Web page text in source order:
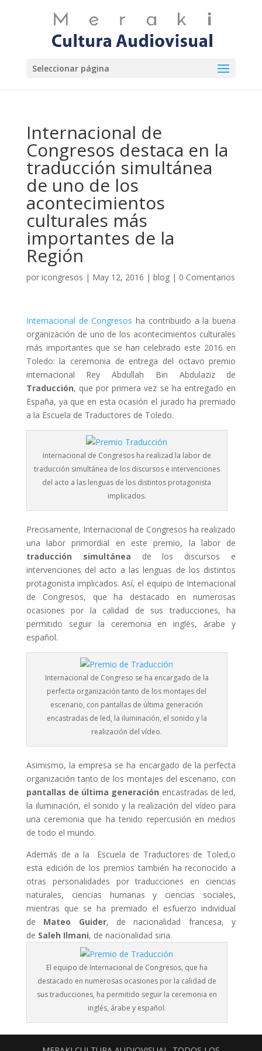
Seleccionar página
Internacional de
Congresos destaca en la
traducción simultánea
de uno de los
acontecimientos
culturales más
importantes de la
Región
por icongresos | May 12, 2016 | blog| 0 Comentarios
Internacional de Congresos ha contribuido a la buena
organización de uno de los acontecimientos culturales
más importantes que se han celebrado este 2016 en
Toledo: la ceremonia de entrega del octavo premio
internacional Rey Abdullah Bin Abdulaziz de
Traducción, que por primera vez se ha entregado en
España, ya que en esta ocasión el jurado ha premiado
a la Escuela de Traductores de Toledo.
Internacional de Congresos ha realizad la labor de
traducción simultánea de los discursos e intervenciones
del acto a las lenguas de los distintos protagonista
implicados.
Precisamente, Internacional de Congresos ha realizado
una labor primordial en este premio, la labor de
traducción simultánea de los discursos e
intervenciones del acto a las lenguas de los distintos
protagonista implicados. Así, el equipo de Internacional
de Congresos, que ha destacado en numerosas
ocasiones por la calidad de sus traducciones, ha
permitido seguir la ceremonia en inglés, árabe y
español.
Internacional de Congreso se ha encargado de la
perfecta organización tanto de los montajes del
escenario, con pantallas de última generación
encastradas de led, la iluminación, el sonido y la
realización del vídeo.
Asimismo, la empresa se ha encargado de la perfecta
organización tanto de los montajes del escenario, con
pantallas de última generación encastradas de led,
la iluminación, el sonido y la realización del vídeo para
una ceremonia que ha tenido repercusión en medios
de todo el mundo.
Además de a la Escuela de Traductores de Toled,o
esta edición de los premios también ha reconocido a
otras personalidades por traducciones en ciencias
naturales, ciencias humanas y ciencias sociales,
mientras que se ha premiado el esfuerzo individual
de Mateo Guider, de nacionalidad francesa, y
de Saleh Ilmani, de nacionalidad siria.
El equipo de Internacional de Congresos, que ha
destacado en numerosas ocasiones por la calidad de
sus traducciones, ha permitido seguir la ceremonia en
inglés, árabe y español.